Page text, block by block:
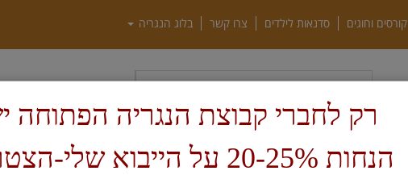
קורסים וחוגים סדנאות לילדים צרו קשר בלוג הנגריה
חיפוש
דף בית ARBORTECH אוסטרליה
רק לחברי קבוצת הנגריה הפתוחה
הנחות 20-25% על הייבוא שלי-